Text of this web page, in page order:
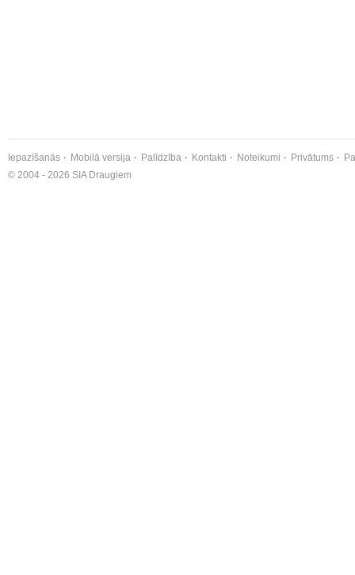
Iepazīšanās Mobilā versija Palīdzība Kontakti Noteikumi Privātums
© 2004 - 2026 SIA Draugiem